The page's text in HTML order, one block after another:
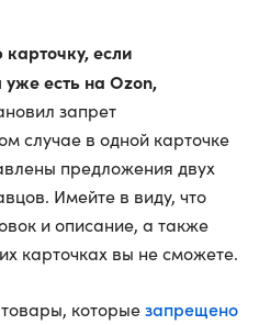
если
есть на Ozon,
запрет
случае в одной карточке
предложения двух
Имейте в виду, что
и описание, а также
карточках вы не сможете.
которыезапрещено